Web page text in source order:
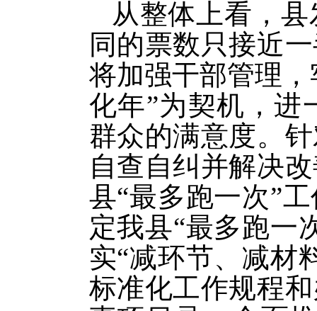
从整体上看，
同的票数只接近
将加强干部管理
化年”为契机，进
群众的满意度。
自查自纠并解决
县“最多跑一次”
定我县“最多跑一
实“减环节、减材
标准化工作规程